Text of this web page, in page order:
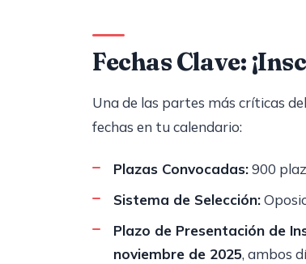
Fechas Clave:
Una de las partes más críticas
fechas en tu calendario:
Plazas Convocadas:900
Sistema de Selección:
Plazo de Presentación de
noviembre de 2025, ambos